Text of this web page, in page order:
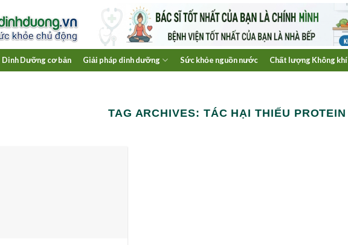
Dinh Dưỡng cơ bản Giải pháp dinh dưỡng Sức khỏe nguồn nước Chất lượng Không khí
TAG ARCHIVES: TÁC HẠI THIẾU PROTEIN